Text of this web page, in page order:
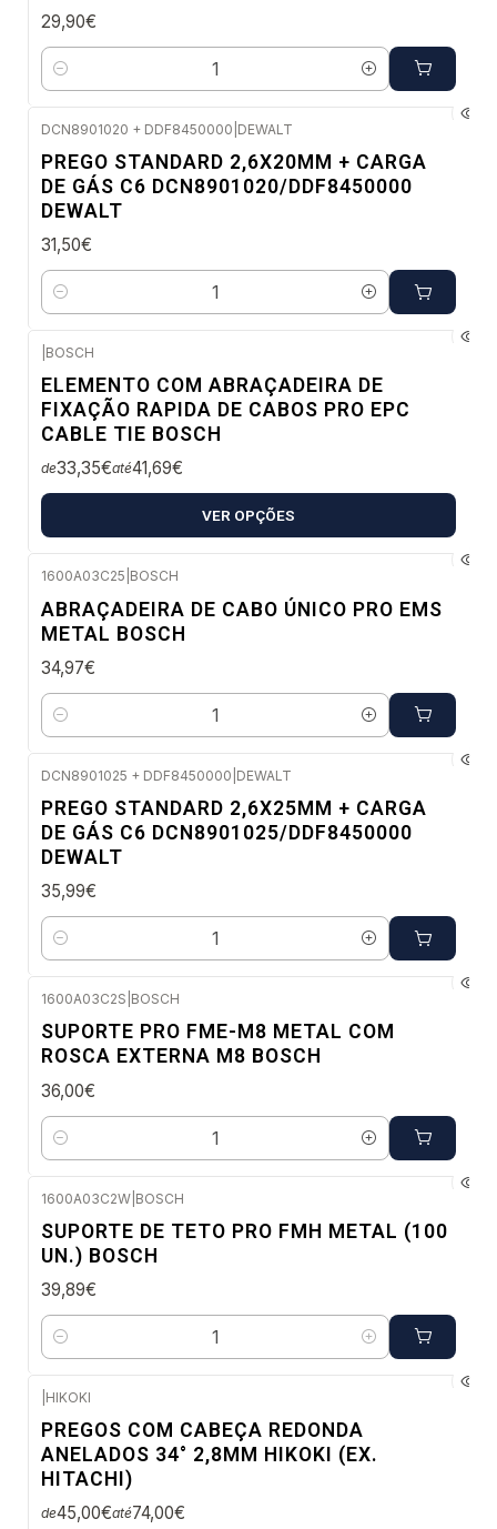
29,90€
Quantidade
DCN8901020 + DDF8450000 DEWALT
PREGO STANDARD 2,6X20MM + CARGA
DE GÁS C6 DCN8901020/DDF8450000
DEWALT
31,50€
Quantidade
BOSCH
ELEMENTO COM ABRAÇADEIRA DE
FIXAÇÃO RAPIDA DE CABOS PRO EPC
CABLE TIE BOSCH
de33,35€até41,69€
VER OPÇÕES
1600A03C25 BOSCH
ABRAÇADEIRA DE CABO ÚNICO PRO EMS
METAL BOSCH
34,97€
Quantidade
DCN8901025 + DDF8450000 DEWALT
PREGO STANDARD 2,6X25MM + CARGA
DE GÁS C6 DCN8901025/DDF8450000
DEWALT
35,99€
Quantidade
1600A03C2S BOSCH
SUPORTE PRO FME-M8 METAL COM
ROSCA EXTERNA M8 BOSCH
36,00€
Quantidade
1600A03C2W BOSCH
SUPORTE DE TETO PRO FMH METAL (100
UN.) BOSCH
39,89€
Quantidade
HIKOKI
PREGOS COM CABEÇA REDONDA
ANELADOS 34° 2,8MM HIKOKI (EX.
HITACHI)
de45,00€até74,00€